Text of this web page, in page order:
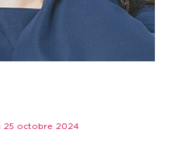
25 octobre 2024